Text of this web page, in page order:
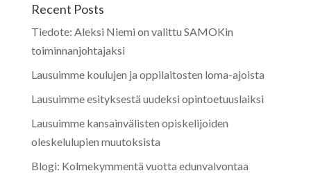
Recent Posts
Tiedote: Aleksi Niemi on valittu SAMOKin
toiminnanjohtajaksi
Lausuimme koulujen ja oppilaitosten loma-ajoista
Lausuimme esityksestä uudeksi opintoetuuslaiksi
Lausuimme kansainvälisten opiskelijoiden
oleskelulupien muutoksista
Blogi: Kolmekymmentä vuotta edunvalvontaa